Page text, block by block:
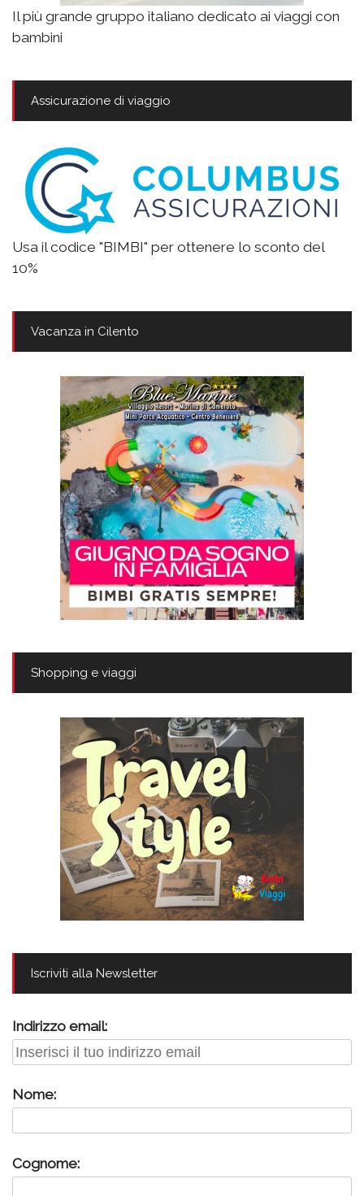
Il più grande gruppo italiano dedicato ai viaggi con
bambini
Assicurazione di viaggio
Usa il codice "BIMBI" per ottenere lo sconto del
10%
Vacanza in Cilento
Shopping e viaggi
Iscriviti alla Newsletter
Indirizzo email:
Nome:
Cognome: